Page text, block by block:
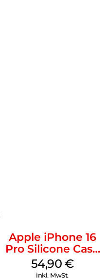
Apple iPhone 16
Pro Silicone Case
MagSafe Black
54,90 €
inkl. MwSt.